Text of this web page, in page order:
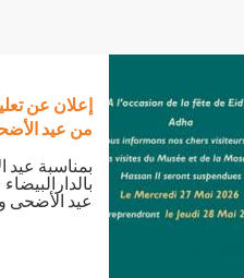
إعلان عن
من عيد الأضحى
بمناسبة
عيد الأضحى